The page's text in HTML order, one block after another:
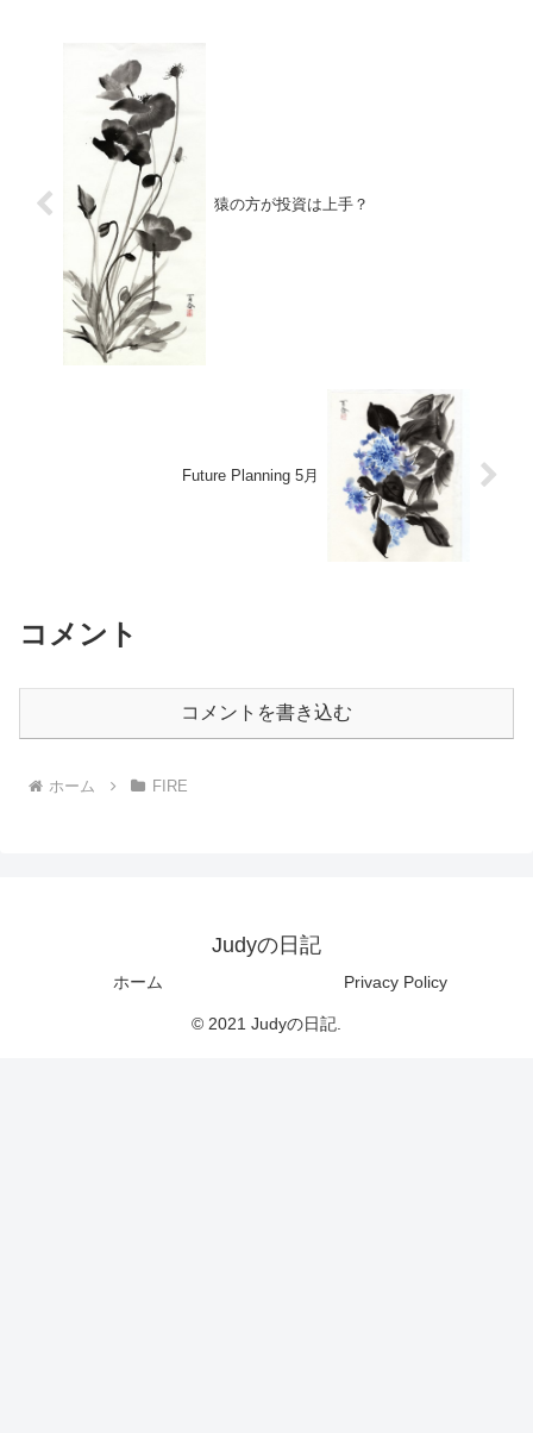
猿の方が投資は上手？
Future Planning 5月
コメント
コメントを書き込む
ホーム FIRE
Judyの日記
ホーム Privacy Policy
© 2021 Judyの日記.